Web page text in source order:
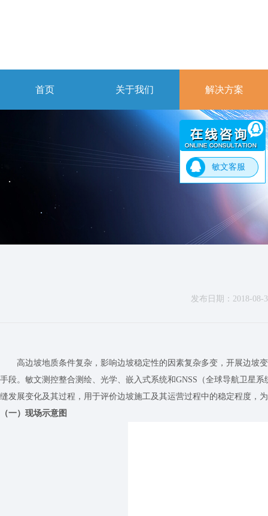
首页 关于我们 解决方案
发布日期：2018-08-
高边坡地质条件复杂，影响边坡稳定性的因素复杂多变，开展边坡
手段。敏文测控整合测绘、光学、嵌入式系统和GNSS（全球导航卫星
缝发展变化及其过程，用于评价边坡施工及其运营过程中的稳定程度，
（一）现场示意图
敏文客服